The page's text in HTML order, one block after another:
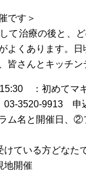
です＞
て治療の後と、
よくあります。
皆さんとキッチン
：初めてマ
3520-9913 申
名と開催日、②
ている方どなた
地開催